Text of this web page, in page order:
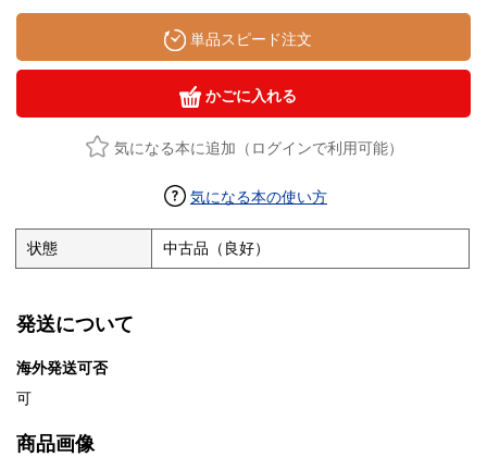
単品スピード注文
かごに入れる
気になる本に追加（ログインで利用可能）
気になる本の使い方
状態 中古品（良好）
発送について
海外発送可否
可
商品画像